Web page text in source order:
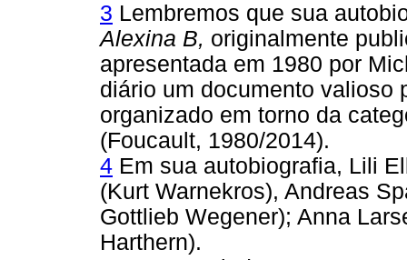
3 Lembremos que sua
Alexina B, originalmente
apresentada em 1980 por
diário um documento valioso
organizado em torno da
(Foucault, 1980/2014).
4 Em sua autobiografia, Lili
(Kurt Warnekros), Andreas
Gottlieb Wegener); Anna
Harthern).